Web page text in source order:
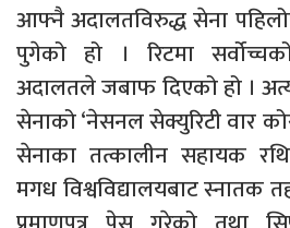
आफ्नै अदालतविरुद्ध सेना
पुगेको हो । रिटमा
अदालतले जबाफ दिएको हो ।
सेनाको ‘नेसनल सेक्युरिटी वार
सेनाका तत्कालीन सहायक
मगध विश्वविद्यालयबाट स्नातक